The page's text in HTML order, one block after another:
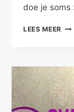
doe je soms
LEES MEER DOE